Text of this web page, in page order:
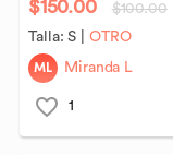
$150.00
$100.00
Talla:S OTRO
ML Miranda L
1